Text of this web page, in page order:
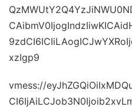
xzIgp9
vmess://